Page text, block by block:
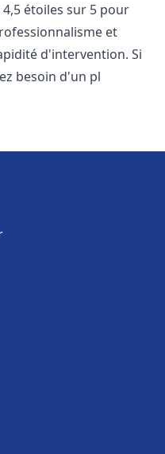
étoiles sur 5 pour
et
d'intervention. Si
besoin d'un pl